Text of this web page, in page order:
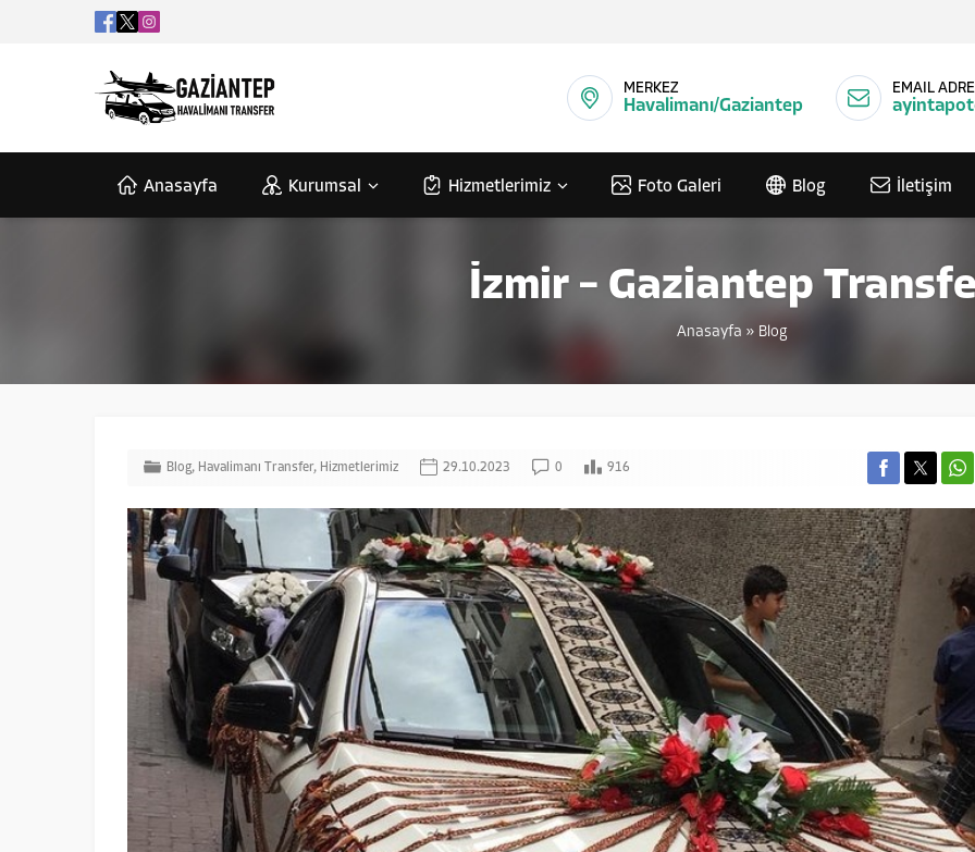
MERKEZ
Havalimanı/Gaziantep
EMAIL
Anasayfa Kurumsal Hizmetlerimiz Foto Galeri Blog İletişim
İzmir – Gaziantep
Anasayfa » Blog
Blog, Havalimanı Transfer, Hizmetlerimiz 29.10.2023 0 916